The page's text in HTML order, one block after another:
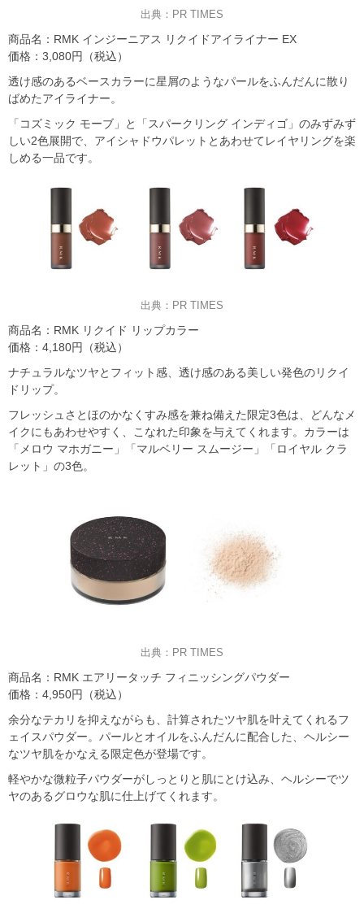
出典：PR TIMES
商品名：RMK インジーニアス リクイドアイライナー EX
価格：3,080円（税込）
透け感のあるベースカラーに星屑のようなパールをふんだんに散り
ばめたアイライナー。
「コズミック モーブ」と「スパークリング インディゴ」のみずみず
しい2色展開で、アイシャドウパレットとあわせてレイヤリングを楽
しめる一品です。
出典：PR TIMES
商品名：RMK リクイド リップカラー
価格：4,180円（税込）
ナチュラルなツヤとフィット感、透け感のある美しい発色のリクイ
ドリップ。
フレッシュさとほのかなくすみ感を兼ね備えた限定3色は、どんなメ
イクにもあわせやすく、こなれた印象を与えてくれます。カラーは
「メロウ マホガニー」「マルベリー スムージー」「ロイヤル クラ
レット」の3色。
出典：PR TIMES
商品名：RMK エアリータッチ フィニッシングパウダー
価格：4,950円（税込）
余分なテカリを抑えながらも、計算されたツヤ肌を叶えてくれるフ
ェイスパウダー。パールとオイルをふんだんに配合した、ヘルシー
なツヤ肌をかなえる限定色が登場です。
軽やかな微粒子パウダーがしっとりと肌にとけ込み、ヘルシーでツ
ヤのあるグロウな肌に仕上げてくれます。